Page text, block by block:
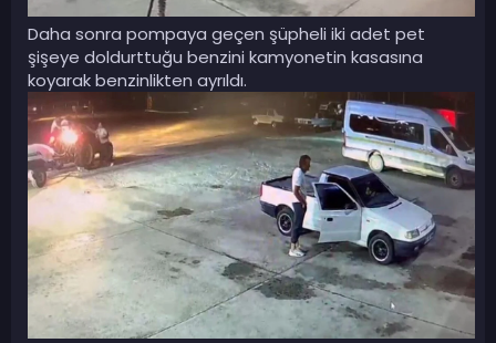
Daha sonra pompaya geçen şüpheli iki adet pet
şişeye doldurttuğu benzini kamyonetin kasasına
koyarak benzinlikten ayrıldı.